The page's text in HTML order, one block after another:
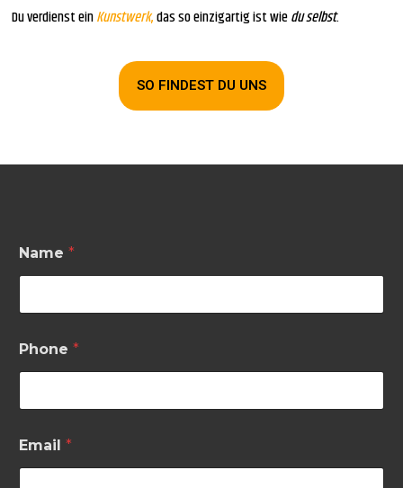
Du verdienst einKunstwerk,das so einzigartig ist wiedu selbst.
SO FINDEST DU UNS
Name *
Phone *
Email *